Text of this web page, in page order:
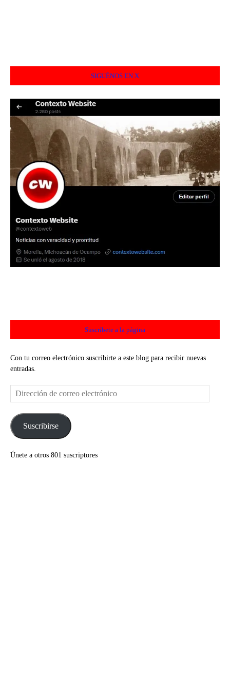
SIGUÉNOS EN X
Suscríbete a la página
Con tu correo electrónico suscribirte a este blog para recibir nuevas
entradas.
Dirección
de
electrónicoSuscribirse
Únete a otros 801 suscriptores